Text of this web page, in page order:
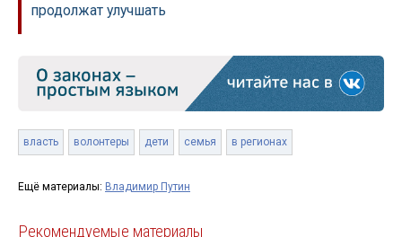
продолжат улучшать
власть волонтеры дети семья в регионах
Ещё материалы: Владимир Путин
Рекомендуемые материалы